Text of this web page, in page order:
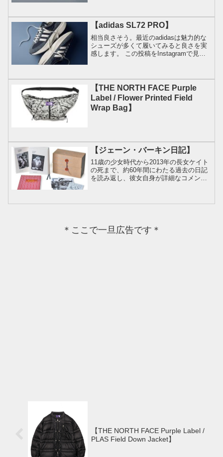
【adidas SL72 PRO】
相当良さそう。最近のadidasは魅力的な
シューズが多くて履いてみると良さを実
感します。 この投稿をInstagramで見る
【THE NORTH FACE Purple
Label / Flower Printed Field
Wrap Bag】
【ジェーン・バーキン日記】
11歳の少女時代から2013年の長女ケイト
の死まで、約60年間にわたる過去の日記
を読み返し、彼女自身が詳細なコメント
書。この日記からは、女優、歌手、ファ
＊ここで一旦広告です＊
【THE NORTH FACE Purple Label /
PLAS Field Down Jacket】